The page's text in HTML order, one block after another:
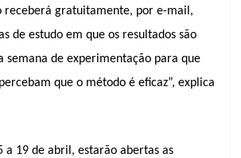
receberá gratuitamente, por e-mail,
de estudo em que os resultados são
semana de experimentação para que
que o método é eficaz”, explica
a 19 de abril, estarão abertas as